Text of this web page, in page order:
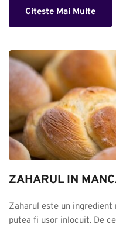
Citeste Mai Multe
ZAHARUL IN
Zaharul este un
putea fi usor inlocuit. De